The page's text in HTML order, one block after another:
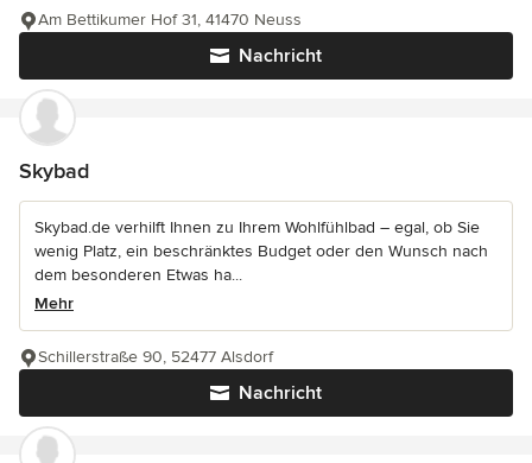
Nachricht
Am Bettikumer Hof 31, 41470 Neuss
Skybad
Skybad.de verhilft Ihnen zu Ihrem Wohlfühlbad – egal, ob Sie
wenig Platz, ein beschränktes Budget oder den Wunsch nach
dem besonderen Etwas ha...
Mehr
Nachricht
Schillerstraße 90, 52477 Alsdorf